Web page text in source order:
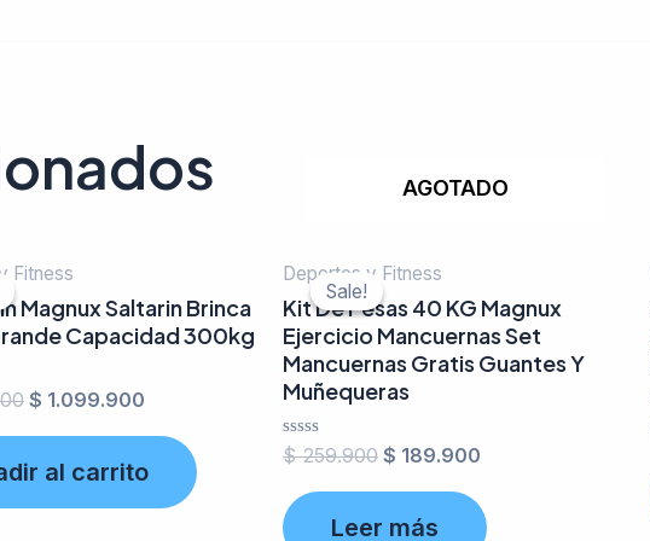
Fitness
Magnux Saltarin Brinca
Capacidad 300kg
$ 1.099.900
al carrito
Sale!
AGOTADO
Sale!
Deportes y Fitness
Kit De Pesas 40 KG Magnux
Ejercicio Mancuernas Set
Mancuernas Gratis Guantes Y
Muñequeras
Valorado
en
de
5
$259.900 $ 189.900
Leer más